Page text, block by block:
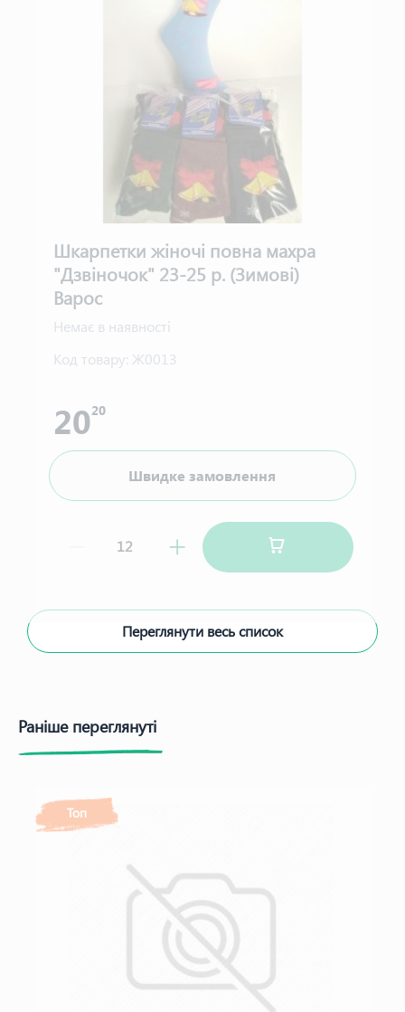
Шкарпетки жіночі повна махра
"Дзвіночок" 23-25 р. (Зимові)
Варос
Немає в наявності
Код товару: Ж0013
2020
Швидке замовлення
Переглянути весь список
Раніше переглянуті
Топ